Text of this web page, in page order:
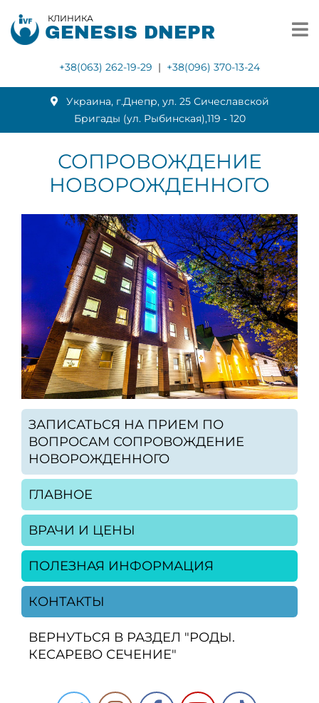
КЛИНИКА
GENESIS DNEPR
+38(063) 262-19-29 | +38(096) 370-13-24
Украина, г.Днепр, ул. 25 Сичеславской
Бригады (ул. Рыбинская),119 ‑ 120
СОПРОВОЖДЕНИЕ
НОВОРОЖДЕННОГО
ЗАПИСАТЬСЯ НА ПРИЕМ ПО
ВОПРОСАМ СОПРОВОЖДЕНИЕ
НОВОРОЖДЕННОГО
ГЛАВНОЕ
ВРАЧИ И ЦЕНЫ
ПОЛЕЗНАЯ ИНФОРМАЦИЯ
КОНТАКТЫ
ВЕРНУТЬСЯ В РАЗДЕЛ "РОДЫ.
КЕСАРЕВО СЕЧЕНИЕ"